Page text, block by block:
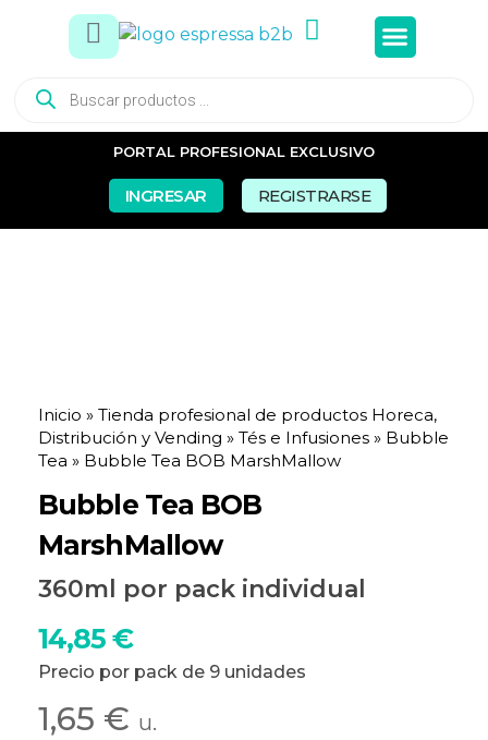
PORTAL PROFESIONAL EXCLUSIVO
INGRESAR REGISTRARSE
Inicio » Tienda profesional de productos Horeca,
Distribución y Vending » Tés e Infusiones » Bubble
Tea » Bubble Tea BOB MarshMallow
Bubble Tea BOB
MarshMallow
360ml por pack individual
Precio por pack de 9 unidades
14,85 €
1,65 € u.